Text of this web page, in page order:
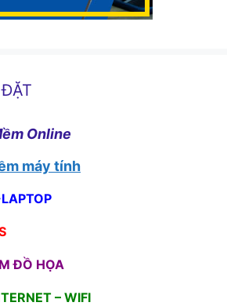
Online
máy tính
ĐỒ HỌA
– WIFI